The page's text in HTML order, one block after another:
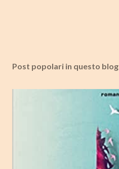
Post popolari in questo blog